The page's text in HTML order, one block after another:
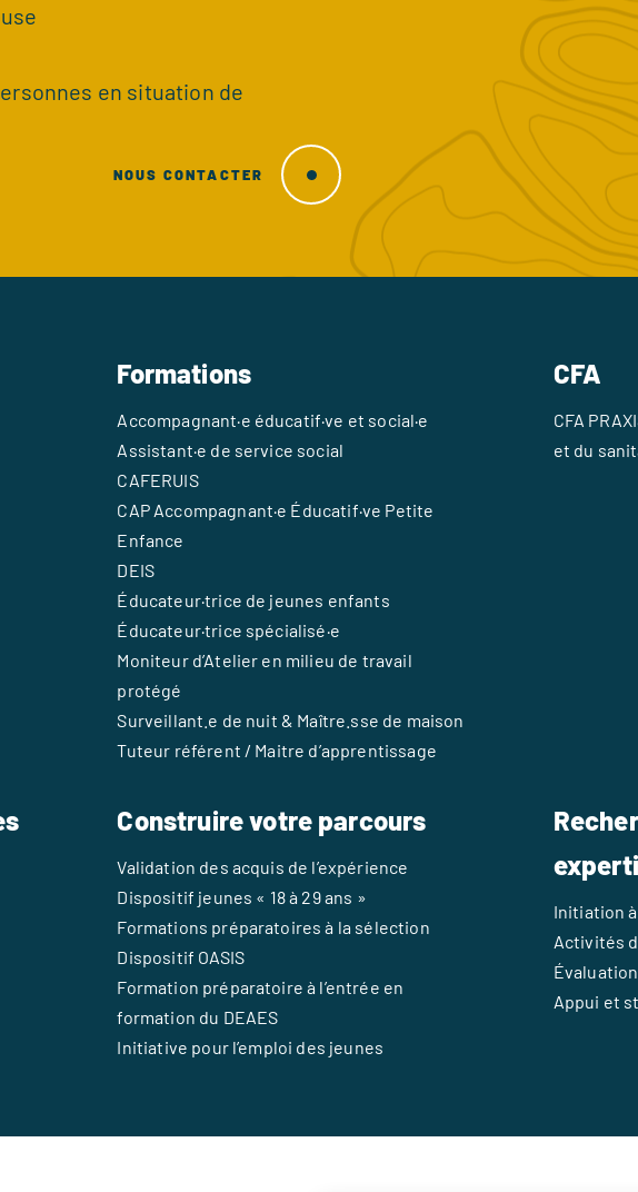
en situation de
NOUS CONTACTER
Formations
Accompagnant·e éducatif·ve et social·e
Assistant·e de service social
CAFERUIS
CAP Accompagnant·e Éducatif·ve Petite
Enfance
DEIS
Éducateur·trice de jeunes enfants
Éducateur·trice spécialisé·e
Moniteur d’Atelier en milieu de travail
protégé
Surveillant.e de nuit & Maître.sse de maison
Tuteur référent / Maitre d’apprentissage
CFA
CFA
et du
Construire votre parcours
Validation des acquis de l’expérience
Dispositif jeunes « 18 à 29 ans »
Formations préparatoires à la sélection
Dispositif OASIS
Formation préparatoire à l’entrée en
formation du DEAES
Initiative pour l’emploi des jeunes
Initiation
Activités
Appui et